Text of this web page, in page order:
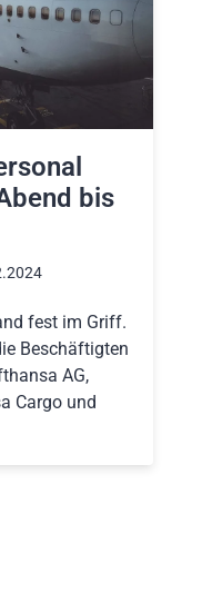
bis
fest im Griff.
Beschäftigten
AG,
Cargo und